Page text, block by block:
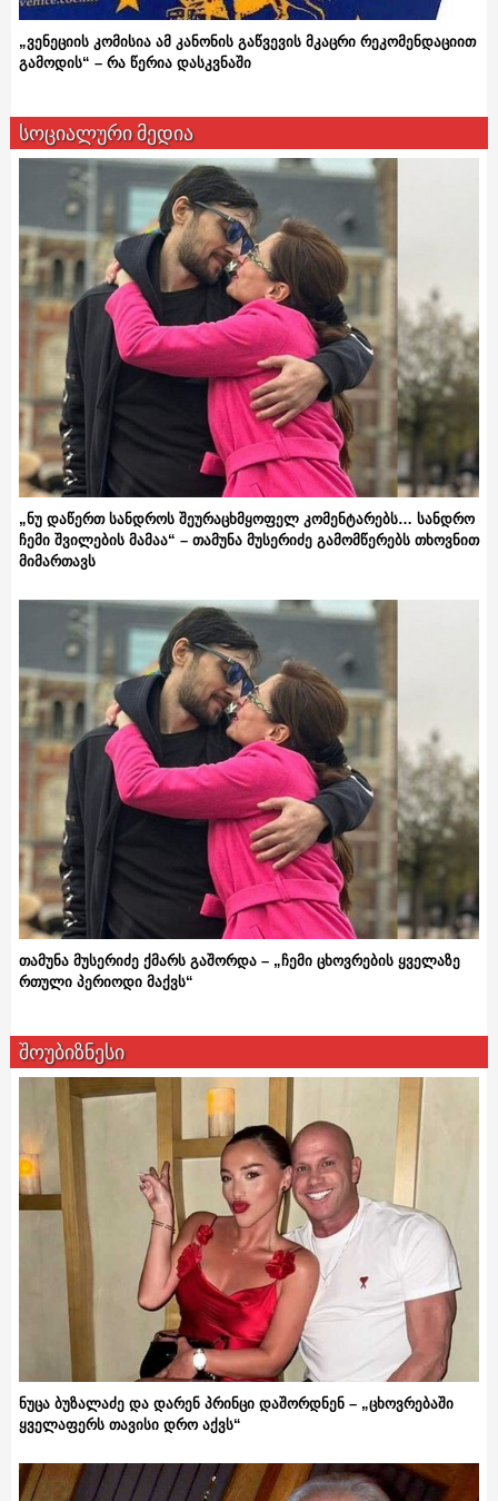
„ვენეციის კომისია ამ კანონის გაწვევის მკაცრი რეკომენდაციით
გამოდის“ – რა წერია დასკვნაში
სოციალური მედია
„ნუ დაწერთ სანდროს შეურაცხმყოფელ კომენტარებს… სანდრო
ჩემი შვილების მამაა“ – თამუნა მუსერიძე გამომწერებს თხოვნით
მიმართავს
თამუნა მუსერიძე ქმარს გაშორდა – „ჩემი ცხოვრების ყველაზე
რთული პერიოდი მაქვს“
შოუბიზნესი
ნუცა ბუზალაძე და დარენ პრინცი დაშორდნენ – „ცხოვრებაში
ყველაფერს თავისი დრო აქვს“